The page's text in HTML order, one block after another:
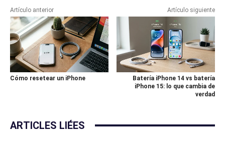
Artículo anterior
Cómo resetear un iPhone
Artículo siguiente
Batería iPhone 14 vs batería
iPhone 15: lo que cambia de
verdad
ARTICLES LIÉES